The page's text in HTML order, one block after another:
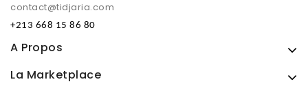
contact@tidjaria.com
+213 668 15 86 80
A Propos
La Marketplace